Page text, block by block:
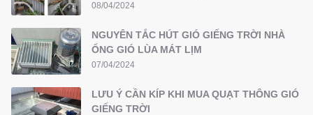
08/04/2024
NGUYÊN TẮC HÚT GIÓ GIẾNG TRỜI NHÀ
ỐNG GIÓ LÙA MÁT LỊM
07/04/2024
LƯU Ý CẦN KÍP KHI MUA QUẠT THÔNG GIÓ
GIẾNG TRỜI